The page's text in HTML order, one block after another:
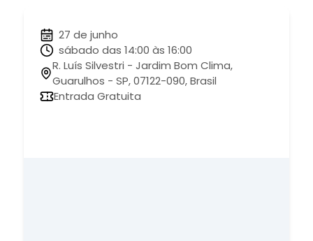
27 de junho
sábado das 14:00 às 16:00
R. Luís Silvestri - Jardim Bom Clima,
Guarulhos - SP, 07122-090, Brasil
Entrada Gratuita